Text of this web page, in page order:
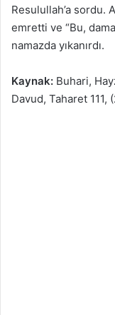
Resulullah’a sordu.
emretti ve “Bu,
namazda yıkanırdı.
Kaynak: Buhari,
Davud, Taharet